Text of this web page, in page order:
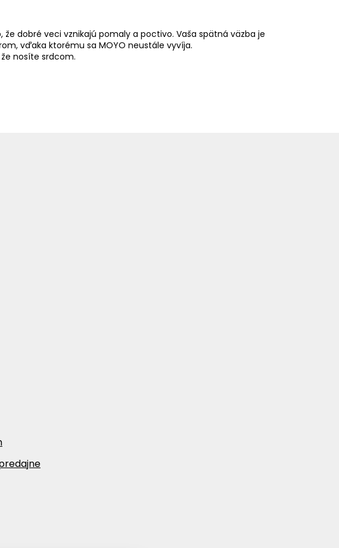
dobré veci vznikajú pomaly a poctivo. Vaša spätná väzba je
vďaka ktorému sa MOYO neustále vyvíja.
nosíte srdcom.